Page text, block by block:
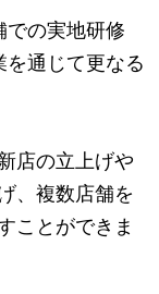
の実地研修
通じて更なる
店の立上げや
、複数店舗を
ことができま